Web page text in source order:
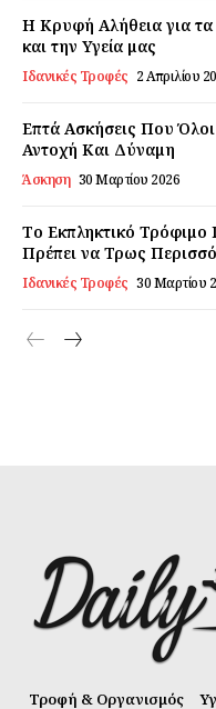
Daily Food
Σχετικά με εμάς
Ο λογαριασμός μου
Επικοινωνία
Η Κρυφή Αλήθεια για
και την Υγεία μας
Ιδανικές Τροφές 2 Απριλίου
Επτά Ασκήσεις Που
Αντοχή Και Δύναμη
Άσκηση 30 Μαρτίου 2026
Το Εκπληκτικό Τρόφιμο
Πρέπει να Τρως
Ιδανικές Τροφές 30 Μαρτίου
Τροφή & Οργανισμός